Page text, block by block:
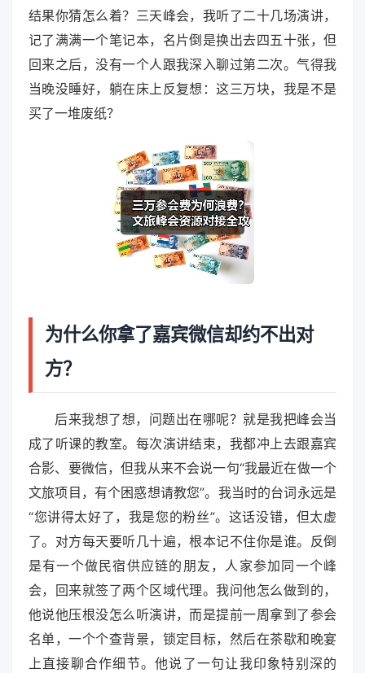
结果你猜怎么着？三天峰会，我听了二十几场演讲，
记了满满一个笔记本，名片倒是换出去四五十张，但
回来之后，没有一个人跟我深入聊过第二次。气得我
当晚没睡好，躺在床上反复想：这三万块，我是不是
买了一堆废纸？
为什么你拿了嘉宾微信却约不出对
方？
后来我想了想，问题出在哪呢？就是我把峰会当
成了听课的教室。每次演讲结束，我都冲上去跟嘉宾
合影、要微信，但我从来不会说一句“我最近在做一个
文旅项目，有个困惑想请教您”。我当时的台词永远是
“您讲得太好了，我是您的粉丝”。这话没错，但太虚
了。对方每天要听几十遍，根本记不住你是谁。反倒
是有一个做民宿供应链的朋友，人家参加同一个峰
会，回来就签了两个区域代理。我问他怎么做到的，
他说他压根没怎么听演讲，而是提前一周拿到了参会
名单，一个个查背景，锁定目标，然后在茶歇和晚宴
上直接聊合作细节。他说了一句让我印象特别深的